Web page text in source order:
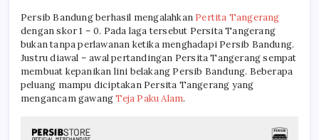
Persib Bandung berhasil mengalahkan Pertita Tangerang
dengan skor 1 – 0. Pada laga tersebut Persita Tangerang
bukan tanpa perlawanan ketika menghadapi Persib Bandung.
Justru diawal – awal pertandingan Persita Tangerang sempat
membuat kepanikan lini belakang Persib Bandung. Beberapa
peluang mampu diciptakan Persita Tangerang yang
mengancam gawangTeja Paku Alam.